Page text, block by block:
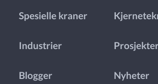
Spesielle kraner
Industrier
Blogger Nyheter